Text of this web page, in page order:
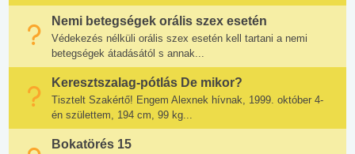
Nemi betegségek orális szex esetén
Védekezés nélküli orális szex esetén kell tartani a nemi
betegségek átadásától s annak...
Keresztszalag-pótlás De mikor?
Tisztelt Szakértő! Engem Alexnek hívnak, 1999. október 4-
én születtem, 194 cm, 99 kg...
Bokatörés 15